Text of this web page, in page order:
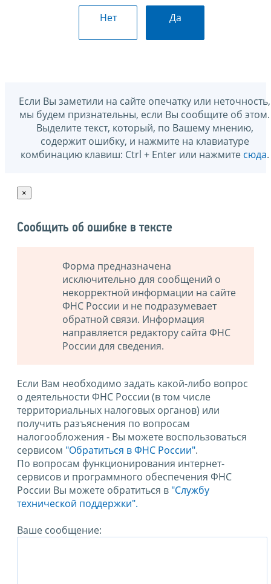
Нет Да
Если Вы заметили на сайте опечатку или неточность,
мы будем признательны, если Вы сообщите об этом.
Выделите текст, который, по Вашему мнению,
содержит ошибку, и нажмите на клавиатуре
комбинацию клавиш: Ctrl + Enter или нажмите сюда.
×
Сообщить об ошибке в тексте
Форма предназначена
исключительно для сообщений о
некорректной информации на сайте
ФНС России и не подразумевает
обратной связи. Информация
направляется редактору сайта ФНС
России для сведения.
Если Вам необходимо задать какой-либо вопрос
о деятельности ФНС России (в том числе
территориальных налоговых органов) или
получить разъяснения по вопросам
налогообложения - Вы можете воспользоваться
сервисом "Обратиться в ФНС России".
По вопросам функционирования интернет-
сервисов и программного обеспечения ФНС
России Вы можете обратиться в "Службу
технической поддержки".
Ваше сообщение: